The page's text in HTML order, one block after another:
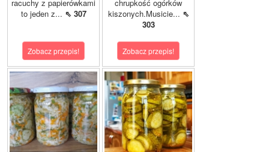
racuchy z papierówkami
to jeden z... ⇖ 307
Zobacz przepis!
chrupkość ogórków
kiszonych.Musicie... ⇖
303
Zobacz przepis!